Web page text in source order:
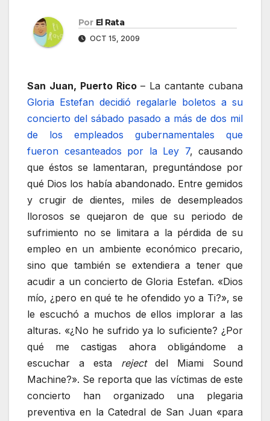
Por El Rata
OCT 15, 2009
San Juan, Puerto Rico– La cantante cubana
Gloria Estefan decidió regalarle boletos a su
concierto del sábado pasado a más de dos mil
de los empleados gubernamentales que
fueron cesanteados por la Ley 7, causando
que éstos se lamentaran, preguntándose por
qué Dios los había abandonado. Entre gemidos
y crugir de dientes, miles de desempleados
llorosos se quejaron de que su periodo de
sufrimiento no se limitara a la pérdida de su
empleo en un ambiente económico precario,
sino que también se extendiera a tener que
acudir a un concierto de Gloria Estefan. «Dios
mío, ¿pero en qué te he ofendido yo a Ti?», se
le escuchó a muchos de ellos implorar a las
alturas. «¿No he sufrido ya lo suficiente? ¿Por
qué me castigas ahora obligándome a
escuchar a esta rejectdel Miami Sound
Machine?». Se reporta que las víctimas de este
concierto han organizado una plegaria
preventiva en la Catedral de San Juan «para